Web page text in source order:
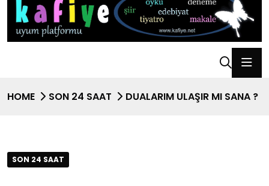
HOME SON 24 SAAT DUALARIM ULAŞIR MI SANA ?
SON 24 SAAT